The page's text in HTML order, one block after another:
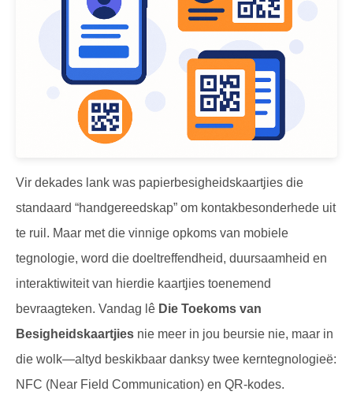
Vir dekades lank was papierbesigheidskaartjies die
standaard “handgereedskap” om kontakbesonderhede uit
te ruil. Maar met die vinnige opkoms van mobiele
tegnologie, word die doeltreffendheid, duursaamheid en
interaktiwiteit van hierdie kaartjies toenemend
bevraagteken. Vandag lê Die Toekoms van
Besigheidskaartjies nie meer in jou beursie nie, maar in
die wolk—altyd beskikbaar danksy twee kerntegnologieë:
NFC (Near Field Communication) en QR-kodes.